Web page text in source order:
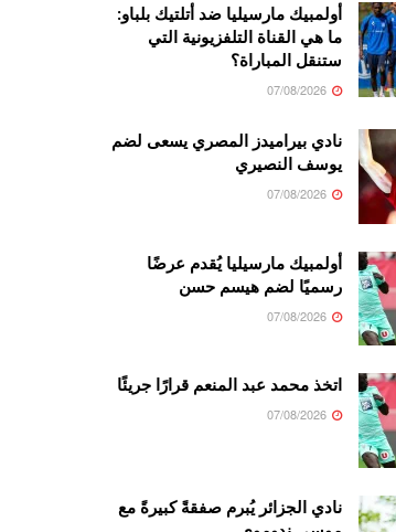
أولمبيك مارسيليا ضد أتلتيك بلباو:
ما هي القناة التلفزيونية التي
ستنقل المباراة؟
نادي بيراميدز المصري يسعى لضم
يوسف النصيري
أولمبيك مارسيليا يُقدم عرضًا
رسميًا لضم هيسم حسن
اتخذ محمد عبد المنعم قرارًا جريئًا
نادي الجزائر يُبرم صفقةً كبيرةً مع